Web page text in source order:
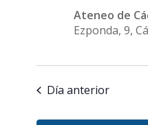
Ateneo de
Ezponda, 9,
Día anterior